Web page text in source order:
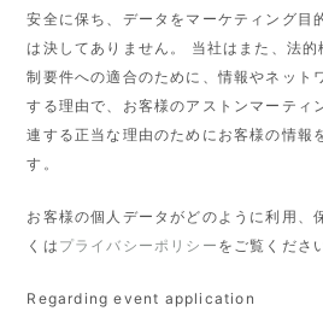
安全に保ち、データをマーケティング目
は決してありません。 当社はまた、法
制要件への適合のために、情報やネット
する理由で、お客様のアストンマーティ
連する正当な理由のためにお客様の情報
す。
お客様の個人データがどのように利用、
くは プライバシーポリシー をご覧くださ
Regarding event application